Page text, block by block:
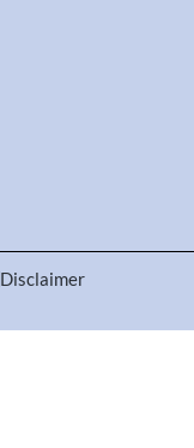
Disclaimer